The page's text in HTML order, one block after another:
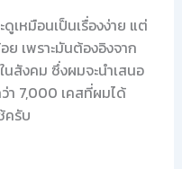
เหมือนเป็นเรื่องง่าย แต่
เพราะมันต้องอิงจาก
สังคม ซึ่งผมจะนำเสนอ
า 7,000 เคสที่ผมได้
ครับ